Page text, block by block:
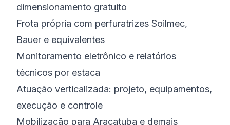
dimensionamento gratuito
Frota própria com perfuratrizes Soilmec,
Bauer e equivalentes
Monitoramento eletrônico e relatórios
técnicos por estaca
Atuação verticalizada: projeto, equipamentos,
execução e controle
Mobilização para Araçatuba e demais